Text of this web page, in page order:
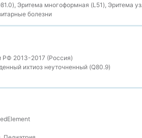
Эритема многоформная (L51), Эритема
болезни
РФ 2013-2017 (Россия)
ихтиоз неуточненный (Q80.9)